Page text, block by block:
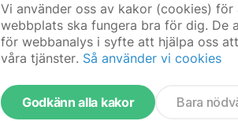
16 mar, 18:47
Vi använder oss av kakor (cookies)
webbplats ska fungera bra för dig. De
för webbanalys i syfte att hjälpa oss
våra tjänster. Så använder vi cookies
Godkänn alla kakor Bara